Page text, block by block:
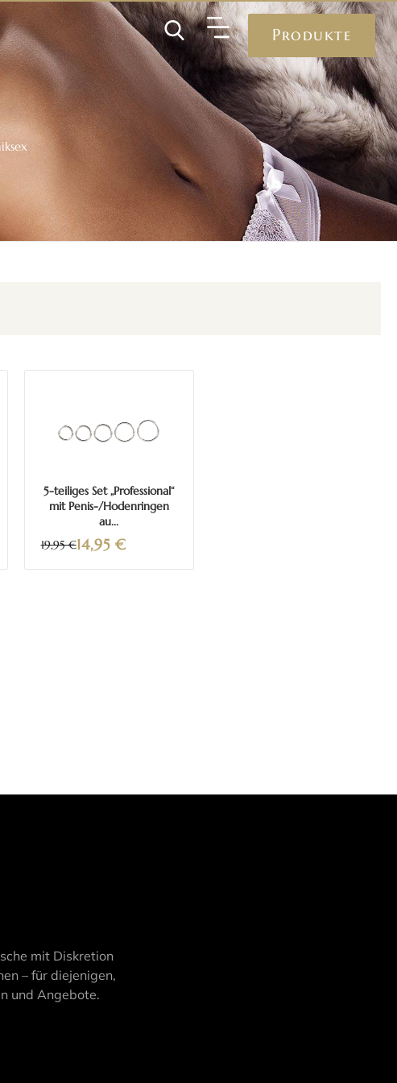
Produkte
5-teiliges Set „Professional“
mit Penis-/Hodenringen
au...
19,95 €14,95 €
mit Diskretion
– für diejenigen,
und Angebote.